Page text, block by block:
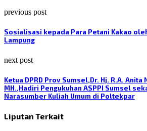
previous post
Sosialisasi kepada Para Petani Kakao
Lampung
next post
Ketua DPRD Prov Sumsel,Dr. Hj. R.A. Anita
MH.,Hadiri Pengukuhan ASPPI Sumsel
Narasumber Kuliah Umum di Poltekpar
Liputan Terkait